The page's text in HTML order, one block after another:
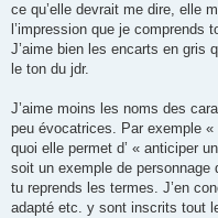
ce qu’elle devrait me dire, elle
l’impression que je comprends
J’aime bien les encarts en gris
le ton du jdr.
J’aime moins les noms des
peu évocatrices. Par exemple
quoi elle permet d’ « anticiper
soit un exemple de
tu reprends les termes. J’en
adapté etc. y sont inscrits tout